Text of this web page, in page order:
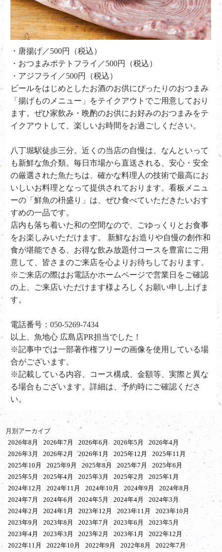
・唐揚げ／500円（税込）
・おつまみポテトフライ／500円（税込）
・アジフライ／500円（税込）
ビールをはじめとしたお酒のお供にぴったりのおつまみ
「揚げものメニュー」をテイクアウトでご用意しており
ます。ぜひ家飲み・晩酌のお供にお好みのおつまみをテ
イクアウトして、楽しいお時間をお過ごしください。
八丁堀駅徒歩三分。近くの当店の自慢は、なんといって
も新鮮な魚介類。毎日市場から直送される、安心・安全
の厳選された魚たちは、確かな料理人の技術で最高にお
いしいお料理となって提供されております。看板メニュ
ーの「鮮魚の枡盛り」は、ぜひ食べていただきたいおす
すめの一品です。
店内も落ち着いた和の空間なので、ごゆっくりとお食事
をお楽しみいただけます。 新鮮なお造りや自慢の創作和
食が堪能できる、お得な飲み放題付コースを豊富にご用
意して、皆さまのご来店を心よりお待ちしております。
※ご来店の際はお電話かホームページで営業日をご確認
の上、ご来店いただけます様よろしくお願い申し上げま
す。
電話番号：050-5269-7434
以上、魚地心 広島店PR担当でした！
※記事中では一部著作権フリーの画像を使用している場
合がございます。
※記載している内容、コース構成、金額等、実際と異な
る場合もございます。詳細は、予約時にご確認くださ
い。
月別アーカイブ
2026年8月
2026年7月 2026年6月 2026年5月
2026年4月
2026年3月
2026年2月 2026年1月 2025年12月
2025年11月
2025年10月
2025年9月 2025年8月 2025年7月
2025年6月
2025年5月
2025年4月 2025年3月 2025年2月
2025年1月
2024年12月
2024年11月 2024年10月 2024年9月
2024年8月
2024年7月
2024年6月 2024年5月 2024年4月
2024年3月
2024年2月
2024年1月 2023年12月 2023年11月
2023年10月
2023年9月
2023年8月 2023年7月 2023年6月
2023年5月
2023年4月
2023年3月 2023年2月 2023年1月
2022年12月
2022年11月
2022年10月 2022年9月 2022年8月
2022年7月